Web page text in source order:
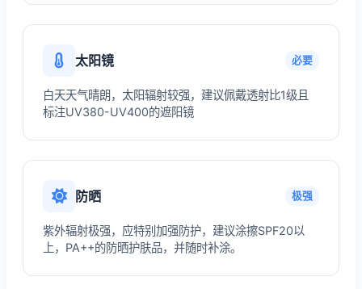
太阳镜 必要
白天天气晴朗，太阳辐射较强，建议佩戴透射比1级且
标注UV380-UV400的遮阳镜
防晒 极强
紫外辐射极强，应特别加强防护，建议涂擦SPF20以
上，PA++的防晒护肤品，并随时补涂。